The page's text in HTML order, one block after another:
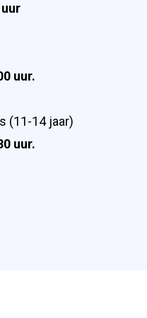
uur.
(11-14 jaar)
uur.